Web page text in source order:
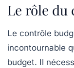
Le rôle du
Le contrôle
incontournable
budget. Il